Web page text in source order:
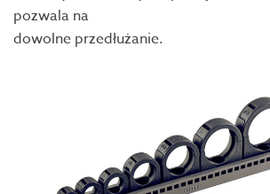
pozwala na
dowolne przedłużanie.